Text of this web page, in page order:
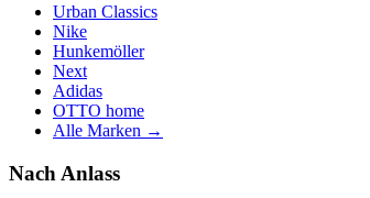
Urban Classics
Nike
Hunkemöller
Next
Adidas
OTTO home
Alle Marken →
Nach Anlass